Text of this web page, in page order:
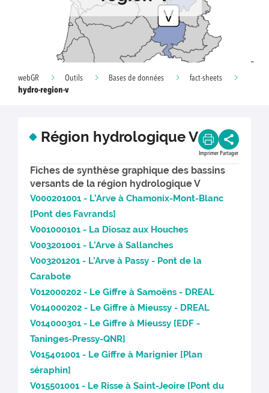
webGR Outils Bases de données
fact-sheets
hydro-region-v
Région hydrologique V
Imprimer Partager
Fiches de synthèse graphique des bassins
versants de la région hydrologique V
V000201001 - L’Arve à Chamonix-Mont-Blanc
[Pont des Favrands]
V001000101 - La Diosaz aux Houches
V003201001 - L’Arve à Sallanches
V003201201 - L’Arve à Passy - Pont de la
Carabote
V012000202 - Le Giffre à Samoëns - DREAL
V014000202 - Le Giffre à Mieussy - DREAL
V014000301 - Le Giffre à Mieussy [EDF -
Taninges-Pressy-QNR]
V015401001 - Le Giffre à Marignier [Plan
séraphin]
V015501001 - Le Risse à Saint-Jeoire [Pont du